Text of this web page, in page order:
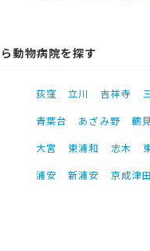
動物病院を探す
荻窪 立川 吉祥寺
青葉台 あざみ野 鶴
大宮 東浦和 志木
浦安 新浦安 京成津